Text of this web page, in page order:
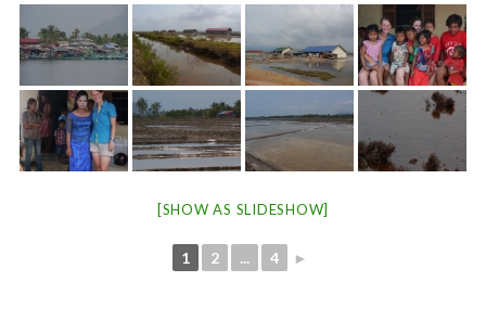
[SHOW AS SLIDESHOW]
1 2 ... 4 ►